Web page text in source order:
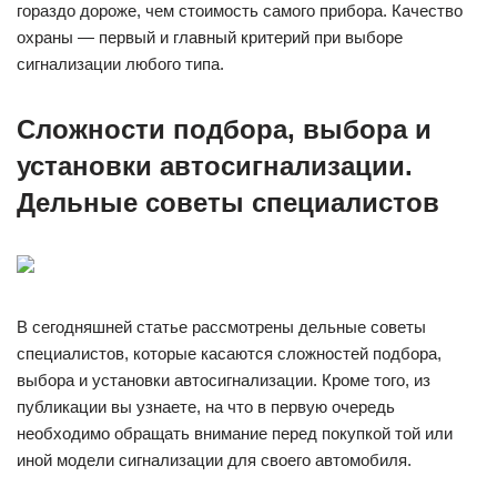
гораздо дороже, чем стоимость самого прибора. Качество
охраны — первый и главный критерий при выборе
сигнализации любого типа.
Сложности подбора, выбора и
установки автосигнализации.
Дельные советы специалистов
В сегодняшней статье рассмотрены дельные советы
специалистов, которые касаются сложностей подбора,
выбора и установки автосигнализации. Кроме того, из
публикации вы узнаете, на что в первую очередь
необходимо обращать внимание перед покупкой той или
иной модели сигнализации для своего автомобиля.